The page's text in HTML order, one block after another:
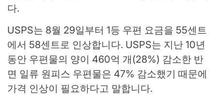
다.
USPS는 8월 29일부터 1등 우편 요금을 55센트
에서 58센트로 인상합니다. USPS는 지난 10년
동안 우편물의 양이 460억 개(28%) 감소한 반
면 일류 원피스 우편물은 47% 감소했기 때문에
가격 인상이 필요하다고 말합니다.